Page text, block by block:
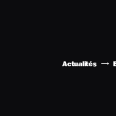
Actualités